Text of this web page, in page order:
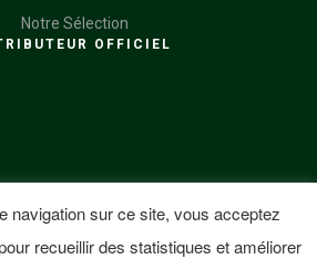
Notre Sélection
OFFICIEL
navigation sur ce site, vous acceptez
recueillir des statistiques et améliorer